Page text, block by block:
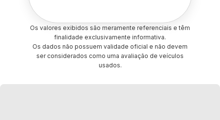
Os valores exibidos são meramente referenciais e têm
finalidade exclusivamente informativa.
Os dados não possuem validade oficial e não devem
ser considerados como uma avaliação de veículos
usados.